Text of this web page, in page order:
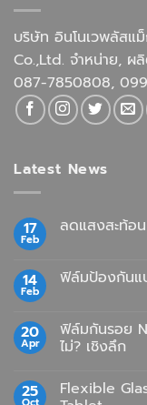
บริษัท อินโนเวพลัสแ
Co.,Ltd. จำหน่าย,
087-7850808,
Latest News
17
Feb
ลดแสงสะท้อ
on
ลด
Nano-
Texture
14
Feb
ฟิล์มป้องกันแ
on
ฟิล์ม
ป้องกัน
แบคทีเรีย
อย่างไร?
20
Apr
ฟิล์มกันรอย
ไม่? เชิงลึก
on
ฟิล์ม
25 Flexible